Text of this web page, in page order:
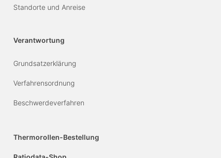
Standorte und Anreise
Verantwortung
Grundsatzerklärung
Verfahrensordnung
Beschwerdeverfahren
Thermorollen-Bestellung